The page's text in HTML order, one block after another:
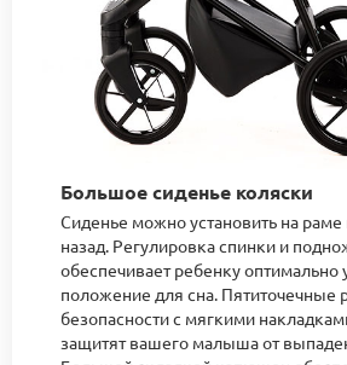
Большое сиденье коляски
Cиденье можно установить на раме
назад. Регулировка спинки и
обеспечивает ребенку оптимально
положение для сна. Пятиточечные
безопасности с мягкими
защитят вашего малыша от